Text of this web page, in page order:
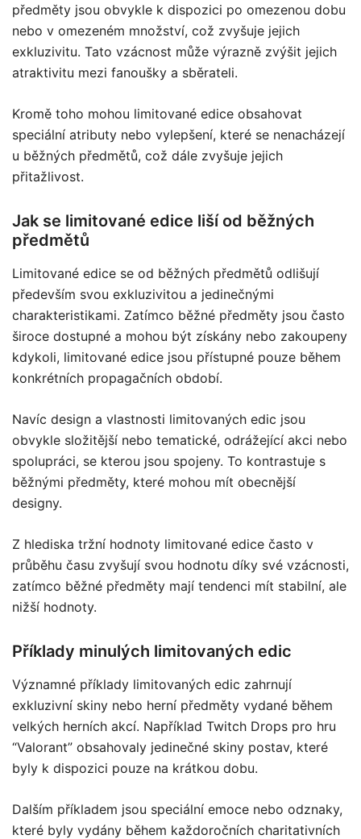
předměty jsou obvykle k dispozici po omezenou dobu
nebo v omezeném množství, což zvyšuje jejich
exkluzivitu. Tato vzácnost může výrazně zvýšit jejich
atraktivitu mezi fanoušky a sběrateli.
Kromě toho mohou limitované edice obsahovat
speciální atributy nebo vylepšení, které se nenacházejí
u běžných předmětů, což dále zvyšuje jejich
přitažlivost.
Jak se limitované edice liší od běžných
předmětů
Limitované edice se od běžných předmětů odlišují
především svou exkluzivitou a jedinečnými
charakteristikami. Zatímco běžné předměty jsou často
široce dostupné a mohou být získány nebo zakoupeny
kdykoli, limitované edice jsou přístupné pouze během
konkrétních propagačních období.
Navíc design a vlastnosti limitovaných edic jsou
obvykle složitější nebo tematické, odrážející akci nebo
spolupráci, se kterou jsou spojeny. To kontrastuje s
běžnými předměty, které mohou mít obecnější
designy.
Z hlediska tržní hodnoty limitované edice často v
průběhu času zvyšují svou hodnotu díky své vzácnosti,
zatímco běžné předměty mají tendenci mít stabilní, ale
nižší hodnoty.
Příklady minulých limitovaných edic
Významné příklady limitovaných edic zahrnují
exkluzivní skiny nebo herní předměty vydané během
velkých herních akcí. Například Twitch Drops pro hru
“Valorant” obsahovaly jedinečné skiny postav, které
byly k dispozici pouze na krátkou dobu.
Dalším příkladem jsou speciální emoce nebo odznaky,
které byly vydány během každoročních charitativních